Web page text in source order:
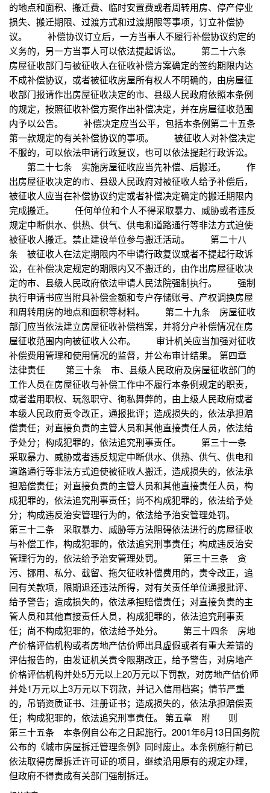
的地点和面积、搬迁费、临时安置费或者周转用房、停产停业
损失、搬迁期限、过渡方式和过渡期限等事项，订立补偿协
议。 补偿协议订立后，一方当事人不履行补偿协议约定的
义务的，另一方当事人可以依法提起诉讼。 第二十六条
房屋征收部门与被征收人在征收补偿方案确定的签约期限内达
不成补偿协议，或者被征收房屋所有权人不明确的，由房屋征
收部门报请作出房屋征收决定的市、县级人民政府依照本条例
的规定，按照征收补偿方案作出补偿决定，并在房屋征收范围
内予以公告。 补偿决定应当公平，包括本条例第二十五条
第一款规定的有关补偿协议的事项。 被征收人对补偿决定
不服的，可以依法申请行政复议，也可以依法提起行政诉讼。
第二十七条 实施房屋征收应当先补偿、后搬迁。 作
出房屋征收决定的市、县级人民政府对被征收人给予补偿后，
被征收人应当在补偿协议约定或者补偿决定确定的搬迁期限内
完成搬迁。 任何单位和个人不得采取暴力、威胁或者违反
规定中断供水、供热、供气、供电和道路通行等非法方式迫使
被征收人搬迁。禁止建设单位参与搬迁活动。 第二十八
条 被征收人在法定期限内不申请行政复议或者不提起行政诉
讼，在补偿决定规定的期限内又不搬迁的，由作出房屋征收决
定的市、县级人民政府依法申请人民法院强制执行。 强制
执行申请书应当附具补偿金额和专户存储账号、产权调换房屋
和周转用房的地点和面积等材料。 第二十九条 房屋征收
部门应当依法建立房屋征收补偿档案，并将分户补偿情况在房
屋征收范围内向被征收人公布。 审计机关应当加强对征收
补偿费用管理和使用情况的监督，并公布审计结果。 第四章
法律责任 第三十条 市、县级人民政府及房屋征收部门的
工作人员在房屋征收与补偿工作中不履行本条例规定的职责，
或者滥用职权、玩忽职守、徇私舞弊的，由上级人民政府或者
本级人民政府责令改正，通报批评；造成损失的，依法承担赔
偿责任；对直接负责的主管人员和其他直接责任人员，依法给
予处分；构成犯罪的，依法追究刑事责任。 第三十一条
采取暴力、威胁或者违反规定中断供水、供热、供气、供电和
道路通行等非法方式迫使被征收人搬迁，造成损失的，依法承
担赔偿责任；对直接负责的主管人员和其他直接责任人员，构
成犯罪的，依法追究刑事责任；尚不构成犯罪的，依法给予处
分；构成违反治安管理行为的，依法给予治安管理处罚。
第三十二条 采取暴力、威胁等方法阻碍依法进行的房屋征收
与补偿工作，构成犯罪的，依法追究刑事责任；构成违反治安
管理行为的，依法给予治安管理处罚。 第三十三条 贪
污、挪用、私分、截留、拖欠征收补偿费用的，责令改正，追
回有关款项，限期退还违法所得，对有关责任单位通报批评、
给予警告；造成损失的，依法承担赔偿责任；对直接负责的主
管人员和其他直接责任人员，构成犯罪的，依法追究刑事责
任；尚不构成犯罪的，依法给予处分。 第三十四条 房地
产价格评估机构或者房地产估价师出具虚假或者有重大差错的
评估报告的，由发证机关责令限期改正，给予警告，对房地产
价格评估机构并处5万元以上20万元以下罚款，对房地产估价师
并处1万元以上3万元以下罚款，并记入信用档案；情节严重
的，吊销资质证书、注册证书；造成损失的，依法承担赔偿责
任；构成犯罪的，依法追究刑事责任。 第五章 附 则
第三十五条 本条例自公布之日起施行。2001年6月13日国务院
公布的《城市房屋拆迁管理条例》同时废止。本条例施行前已
依法取得房屋拆迁许可证的项目，继续沿用原有的规定办理，
但政府不得责成有关部门强制拆迁。